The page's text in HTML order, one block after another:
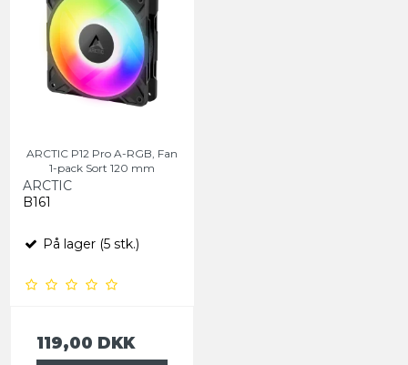
ARCTIC P12 Pro A-RGB, Fan
1-pack Sort 120 mm
ARCTIC
B161
På lager (5 stk.)
119,00 DKK